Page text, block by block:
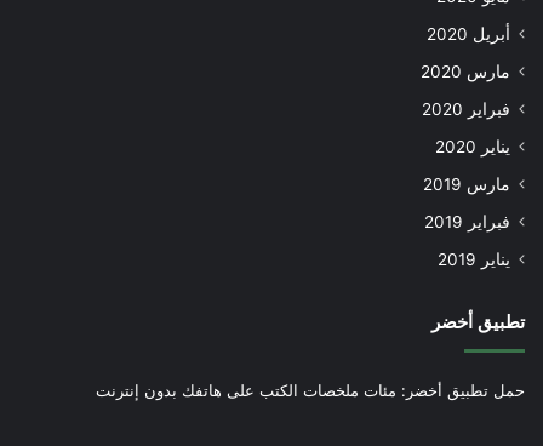
أبريل 2020
مارس 2020
فبراير 2020
يناير 2020
مارس 2019
فبراير 2019
يناير 2019
تطبيق أخضر
حمل تطبيق أخضر: مئات ملخصات الكتب على هاتفك بدون إنترنت